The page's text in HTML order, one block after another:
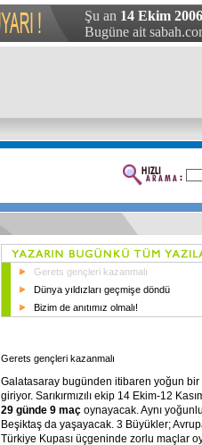
Şu an 14 Ekim
Bugüne ait
Gerets gençleri kazanmalı
Dünya yıldızları geçmişe döndü
Bizim de anıtımız olmalı!
Gerets gençleri kazanmalı
Galatasaray bugünden itibaren yoğun
giriyor. Sarıkırmızılı ekip 14 Ekim-12
29 günde 9 maç oynayacak. Aynı
Beşiktaş da yaşayacak. 3 Büyükler;
Türkiye Kupası üçgeninde zorlu maçlar